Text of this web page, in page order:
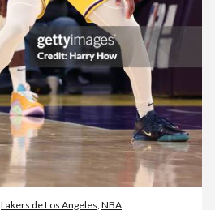
Lakers de Los Angeles NBA